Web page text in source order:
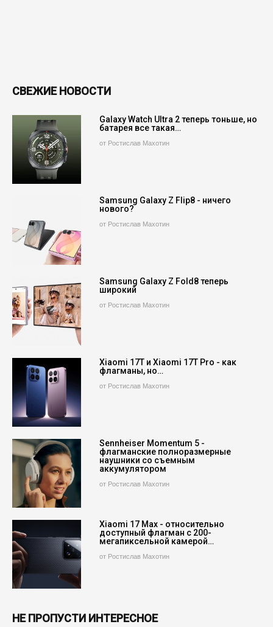
СВЕЖИЕ НОВОСТИ
Galaxy Watch Ultra 2 теперь тоньше, но
батарея все такая…
от Ростислав Махотин
Samsung Galaxy Z Flip8 - ничего
нового?
от Ростислав Махотин
Samsung Galaxy Z Fold8 теперь
широкий
от Ростислав Махотин
Xiaomi 17T и Xiaomi 17T Pro - как
флагманы, но…
от Ростислав Махотин
Sennheiser Momentum 5 -
флагманские полноразмерные
наушники со съемным
аккумулятором
от Ростислав Махотин
Xiaomi 17 Max - относительно
доступный флагман с 200-
мегапиксельной камерой…
от Ростислав Махотин
НЕ ПРОПУСТИ ИНТЕРЕСНОЕ